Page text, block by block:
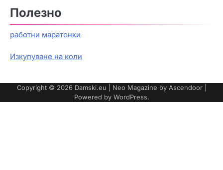
Полезно
работни маратонки
Изкупуване на коли
Copyright © 2026 Damski.eu | Neo Magazine by Ascendoor|
Powered by WordPress.